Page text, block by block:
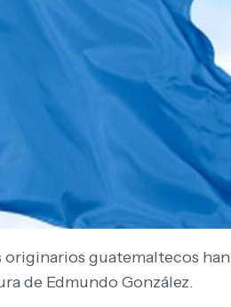
originarios guatemaltecos han
de Edmundo González.